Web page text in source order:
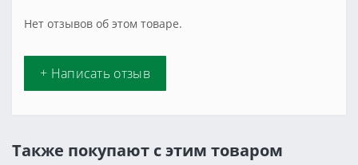
Нет отзывов об этом товаре.
+ Написать отзыв
Также покупают с этим товаром